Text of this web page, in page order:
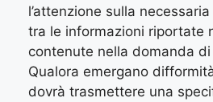
l’attenzione sulla
tra le informazioni riportate
contenute nella domanda
Qualora emergano
dovrà trasmettere una